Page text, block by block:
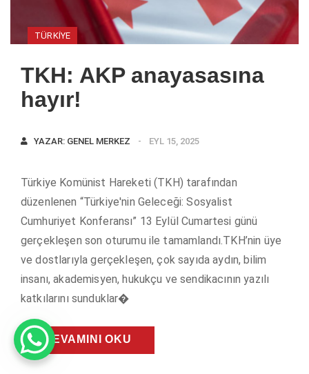
TÜRKIYE
TKH: AKP anayasasına
hayır!
YAZAR: GENEL MERKEZ EYL 15, 2025
Türkiye Komünist Hareketi (TKH) tarafından
düzenlenen “Türkiye'nin Geleceği: Sosyalist
Cumhuriyet Konferansı” 13 Eylül Cumartesi günü
gerçekleşen son oturumu ile tamamlandı.TKH’nin üye
ve dostlarıyla gerçekleşen, çok sayıda aydın, bilim
insanı, akademisyen, hukukçu ve sendikacının yazılı
katkılarını sunduklar�
DEVAMINI OKU